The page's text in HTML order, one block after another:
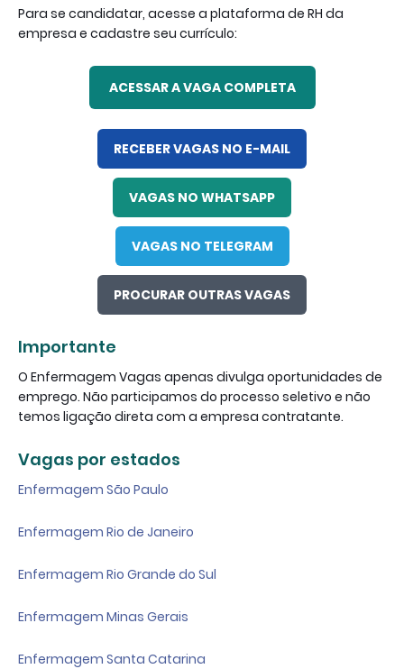
Para se candidatar, acesse a plataforma de RH da
empresa e cadastre seu currículo:
ACESSAR A VAGA COMPLETA
RECEBER VAGAS NO E-MAIL
VAGAS NO WHATSAPP
VAGAS NO TELEGRAM
PROCURAR OUTRAS VAGAS
Importante
O Enfermagem Vagas apenas divulga oportunidades de
emprego. Não participamos do processo seletivo e não
temos ligação direta com a empresa contratante.
Vagas por estados
Enfermagem São Paulo
Enfermagem Rio de Janeiro
Enfermagem Rio Grande do Sul
Enfermagem Minas Gerais
Enfermagem Santa Catarina